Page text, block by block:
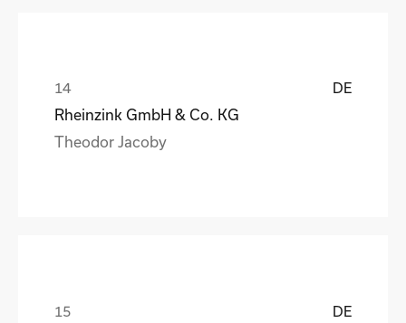
DE
Rheinzink GmbH & Co. KG
Theodor Jacoby
DE